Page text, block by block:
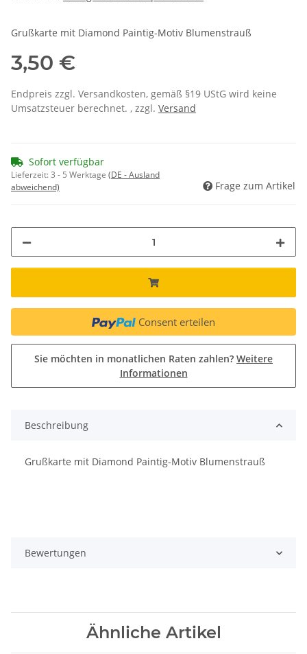
Grußkarte mit Diamond Paintig-Motiv Blumenstrauß
3,50 €
Endpreis zzgl. Versandkosten, gemäß §19 UStG wird keine
Umsatzsteuer berechnet. , zzgl. Versand
Sofort verfügbar
Lieferzeit:3 - 5 Werktage (DE - Ausland
abweichend)
Frage zum Artikel
Consent erteilen
Sie möchten in monatlichen Raten zahlen? Weitere
Informationen
Beschreibung
Grußkarte mit Diamond Paintig-Motiv Blumenstrauß
Bewertungen
Ähnliche Artikel